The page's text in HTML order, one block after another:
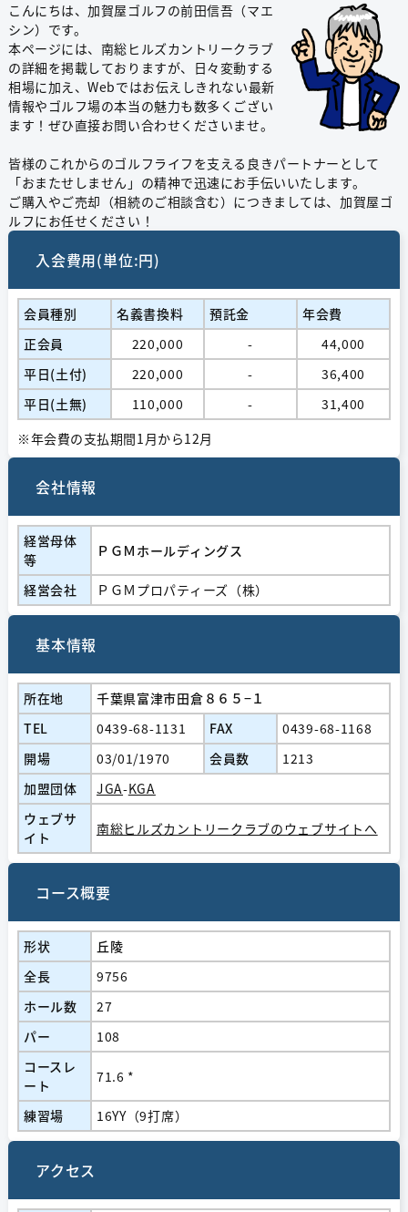
こんにちは、加賀屋ゴルフの前田信吾（マエ
シン）です。
本ページには、南総ヒルズカントリークラブ
の詳細を掲載しておりますが、日々変動する
相場に加え、Webではお伝えしきれない最新
情報やゴルフ場の本当の魅力も数多くござい
ます！ぜひ直接お問い合わせくださいませ。
皆様のこれからのゴルフライフを支える良きパートナーとして
「おまたせしません」の精神で迅速にお手伝いいたします。
ご購入やご売却（相続のご相談含む）につきましては、加賀屋ゴ
ルフにお任せください！
入会費用(単位:円)
会員種別 名義書換料 預託金
年会費
正会員
220,000 -
44,000
平日(土付)
220,000 -
36,400
平日(土無)
110,000 -
31,400
※年会費の支払期間1月から12月
会社情報
経営⺟体
等
ＰＧＭホールディングス
経営会社 ＰＧＭプロパティーズ（株）
基本情報
所在地
千葉県富津市田倉８６５−１
TEL
0439-68-1131 FAX
0439-68-1168
開場
03/01/1970 会員数
1213
加盟団体
JGA-KGA
ウェブサ
イト
南総ヒルズカントリークラブのウェブサイトへ
コース概要
形状
丘陵
全長
9756
ホール数
27
パー
108
コースレ
ート
71.6 *
練習場 16YY（9打席）
アクセス